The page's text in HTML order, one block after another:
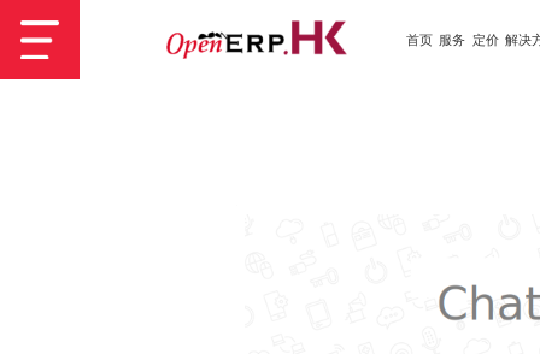
首页 服务 定价 解决